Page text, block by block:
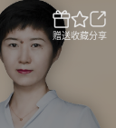
赠送收藏分享